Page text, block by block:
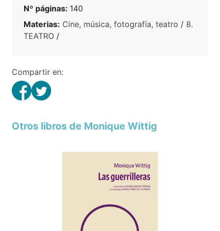
Nº páginas: 140
Materias: Cine, música, fotografía, teatro / 8.
TEATRO /
Compartir en:
Otros libros de Monique Wittig